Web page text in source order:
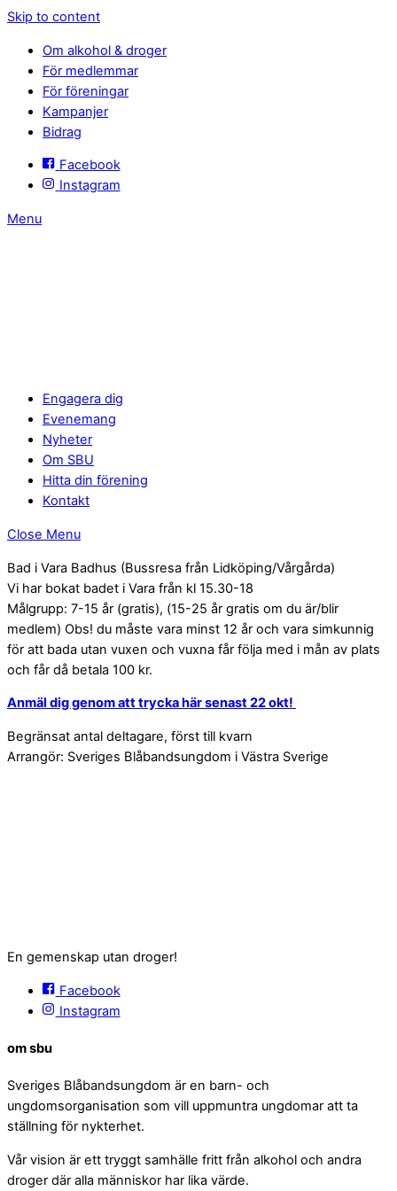
Skip to content
Om alkohol & droger
För medlemmar
För föreningar
Kampanjer
Bidrag
Facebook
Instagram
Menu
Engagera dig
Evenemang
Nyheter
Om SBU
Hitta din förening
Kontakt
Close Menu
Bad i Vara Badhus (Bussresa från Lidköping/Vårgårda)
Vi har bokat badet i Vara från kl 15.30-18
Målgrupp: 7-15 år (gratis), (15-25 år gratis om du är/blir
medlem) Obs! du måste vara minst 12 år och vara simkunnig
för att bada utan vuxen och vuxna får följa med i mån av plats
och får då betala 100 kr.
Anmäl dig genom att trycka här senast 22 okt!
Begränsat antal deltagare, först till kvarn
Arrangör: Sveriges Blåbandsungdom i Västra Sverige
En gemenskap utan droger!
Facebook
Instagram
om sbu
Sveriges Blåbandsungdom är en barn- och
ungdomsorganisation som vill uppmuntra ungdomar att ta
ställning för nykterhet.
Vår vision är ett tryggt samhälle fritt från alkohol och andra
droger där alla människor har lika värde.